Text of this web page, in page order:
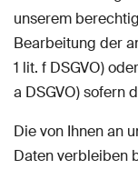
unserem
Bearbeitung der
1 lit. f DSGVO)
a DSGVO) sofern
Die von Ihnen an
Daten verbleiben